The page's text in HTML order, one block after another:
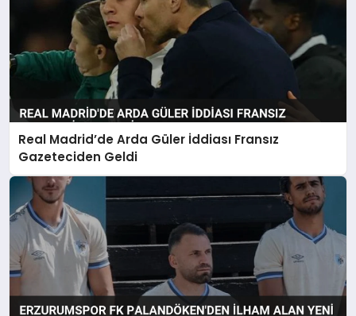
Real Madrid’de Arda Güler İddiası Fransız
Gazeteciden Geldi